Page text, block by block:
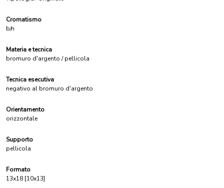
Cromatismo
b/n
Materia e tecnica
bromuro d'argento / pellicola
Tecnica esecutiva
negativo al bromuro d'argento
Orientamento
orizzontale
Supporto
pellicola
Formato
13x18 [10x13]